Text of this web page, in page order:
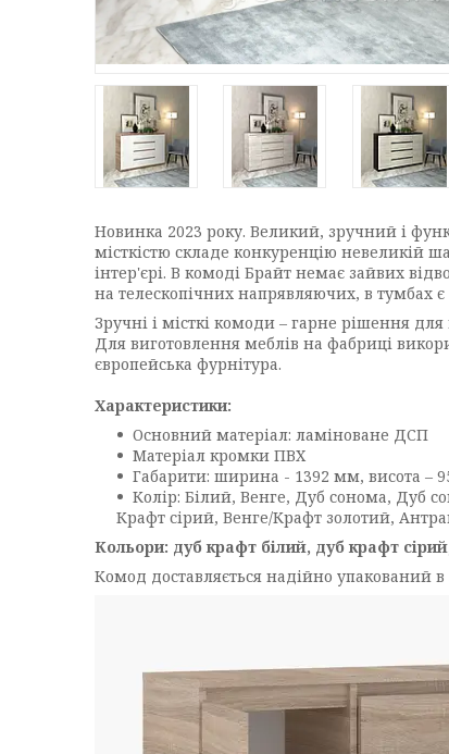
Новинка 2023 року. Великий, зручний і
місткістю складе конкуренцію
інтер'єрі. В комоді Брайт немає зайвих
на телескопічних напрявляючих, в тумбах є
Зручні і місткі комоди – гарне рішення
Для виготовлення меблів на фабриці
європейська фурнітура.
Характеристики:
Основний матеріал: ламіноване ДСП
Матеріал кромки ПВХ
Габарити: ширина - 1392 мм, висота –
Колір: Білий, Венге, Дуб сонома, Дуб
Крафт сірий, Венге/Крафт золотий,
Кольори: дуб крафт білий, дуб крафт
Комод доставляється надійно упакований в